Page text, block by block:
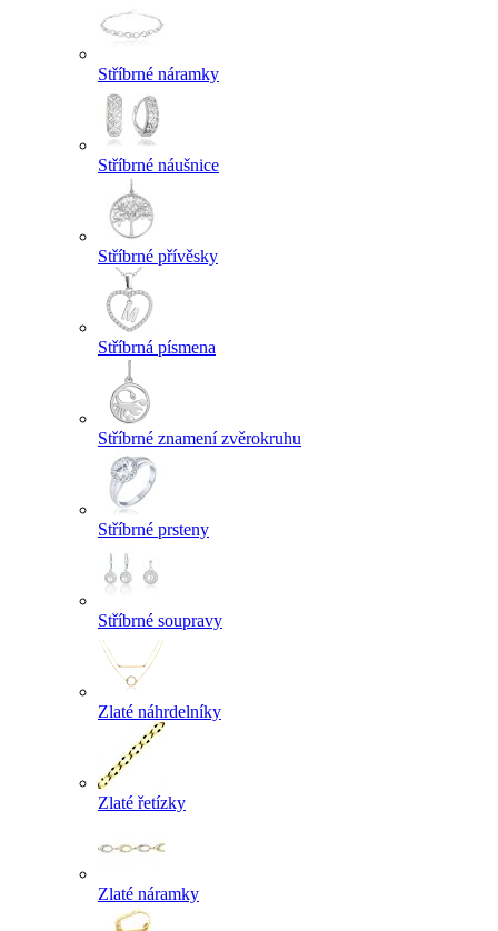
Stříbrné náramky
Stříbrné náušnice
Stříbrné přívěsky
Stříbrná písmena
Stříbrné znamení zvěrokruhu
Stříbrné prsteny
Stříbrné soupravy
Zlaté náhrdelníky
Zlaté řetízky
Zlaté náramky